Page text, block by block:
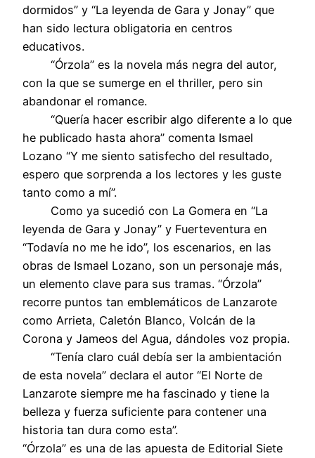
dormidos” y “La leyenda de Gara y Jonay” que
han sido lectura obligatoria en centros
educativos.
“Órzola” es la novela más negra del autor,
con la que se sumerge en el thriller, pero sin
abandonar el romance.
“Quería hacer escribir algo diferente a lo que
he publicado hasta ahora” comenta Ismael
Lozano “Y me siento satisfecho del resultado,
espero que sorprenda a los lectores y les guste
tanto como a mí”.
Como ya sucedió con La Gomera en “La
leyenda de Gara y Jonay” y Fuerteventura en
“Todavía no me he ido”, los escenarios, en las
obras de Ismael Lozano, son un personaje más,
un elemento clave para sus tramas. “Órzola”
recorre puntos tan emblemáticos de Lanzarote
como Arrieta, Caletón Blanco, Volcán de la
Corona y Jameos del Agua, dándoles voz propia.
“Tenía claro cuál debía ser la ambientación
de esta novela” declara el autor “El Norte de
Lanzarote siempre me ha fascinado y tiene la
belleza y fuerza suficiente para contener una
historia tan dura como esta”.
“Órzola” es una de las apuesta de Editorial Siete